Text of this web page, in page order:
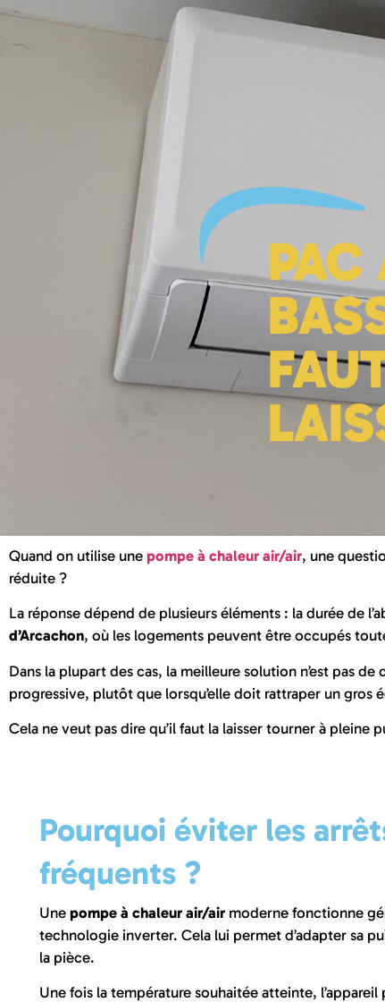
PAC
Quand on utilise une pompe à chaleur air/air, une
réduite ?
La réponse dépend de plusieurs éléments : la durée de
d’Arcachon, où les logements peuvent être occupés
Dans la plupart des cas, la meilleure solution n’est pas
progressive, plutôt que lorsqu’elle doit rattraper un gros
Cela ne veut pas dire qu’il faut la laisser tourner à
Pourquoi éviter les
fréquents ?
Une pompe à chaleur air/air moderne fonctionne
technologie inverter. Cela lui permet d’adapter sa
la pièce.
Une fois la température souhaitée atteinte,